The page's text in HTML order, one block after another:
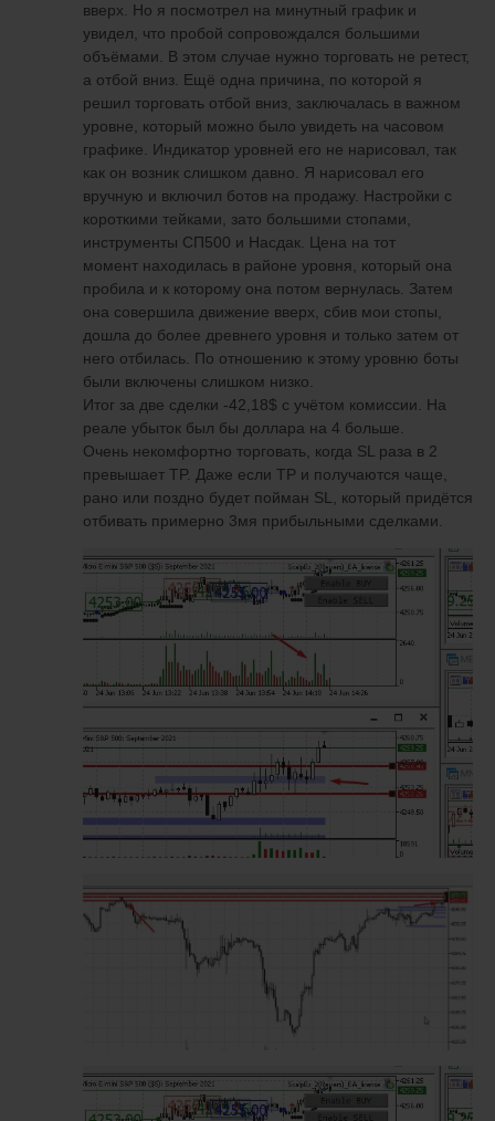
вверх. Но я посмотрел на минутный график и
увидел, что пробой сопровождался большими
объёмами. В этом случае нужно торговать не ретест,
а отбой вниз. Ещё одна причина, по которой я
решил торговать отбой вниз, заключалась в важном
уровне, который можно было увидеть на часовом
графике. Индикатор уровней его не нарисовал, так
как он возник слишком давно. Я нарисовал его
вручную и включил ботов на продажу. Настройки с
короткими тейками, зато большими стопами,
инструменты СП500 и Насдак. Цена на тот
момент находилась в районе уровня, который она
пробила и к которому она потом вернулась. Затем
она совершила движение вверх, сбив мои стопы,
дошла до более древнего уровня и только затем от
него отбилась. По отношению к этому уровню боты
были включены слишком низко.
Итог за две сделки -42,18$ с учётом комиссии. На
реале убыток был бы доллара на 4 больше.
Очень некомфортно торговать, когда SL раза в 2
превышает TP. Даже если TP и получаются чаще,
рано или поздно будет пойман SL, который придётся
отбивать примерно 3мя прибыльными сделками.